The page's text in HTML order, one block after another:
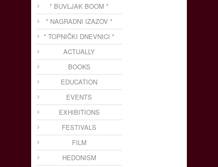
* BUVLJAK BOOM *
* NAGRADNI IZAZOV *
* TOPNIČKI DNEVNICI *
ACTUALLY
BOOKS
EDUCATION
EVENTS
EXHIBITIONS
FESTIVALS
FILM
HEDONISM